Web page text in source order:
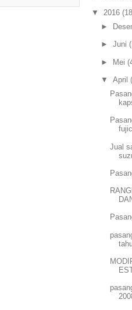
▼ 2016
►
► Juni
► Mei
▼ April
Jual